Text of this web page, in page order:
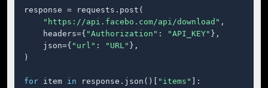
response = requests.post(
"https://api.facebo.com/api/download" ,
    headers={
"Authorization" : "API_KEY" },
    json={
"url" : "URL" },
)
for item in response.json()[ "items"
]: